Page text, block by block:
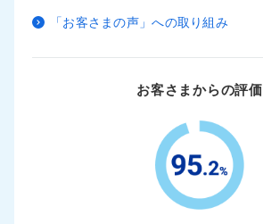
「お客さまの声」への取り組み
お客さまからの評価